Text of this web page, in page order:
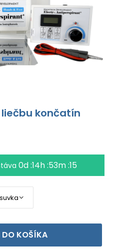
končatín
0d :14h :53m :15
DO KOŠÍKA